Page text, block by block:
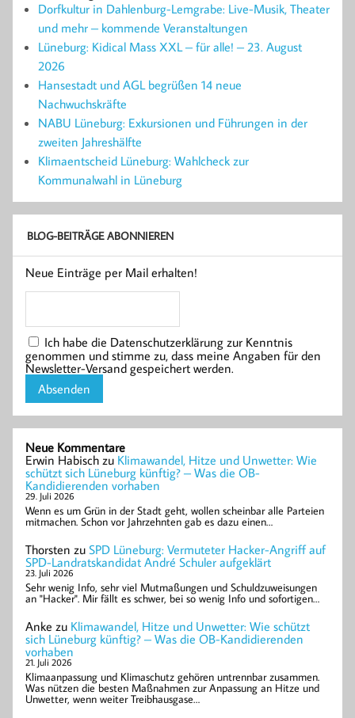
Dorfkultur in Dahlenburg-Lemgrabe: Live-Musik, Theater
und mehr – kommende Veranstaltungen
Lüneburg: Kidical Mass XXL – für alle! – 23. August
2026
Hansestadt und AGL begrüßen 14 neue
Nachwuchskräfte
NABU Lüneburg: Exkursionen und Führungen in der
zweiten Jahreshälfte
Klimaentscheid Lüneburg: Wahlcheck zur
Kommunalwahl in Lüneburg
BLOG-BEITRÄGE ABONNIEREN
Neue Einträge per Mail erhalten!
Ich habe die Datenschutzerklärung zur Kenntnis
genommen und stimme zu, dass meine Angaben für den
Newsletter-Versand gespeichert werden.
Neue Kommentare
Erwin Habisch zu Klimawandel, Hitze und Unwetter: Wie
schützt sich Lüneburg künftig? – Was die OB-
Kandidierenden vorhaben
29. Juli 2026
Wenn es um Grün in der Stadt geht, wollen scheinbar alle Parteien
mitmachen. Schon vor Jahrzehnten gab es dazu einen…
Thorsten zu SPD Lüneburg: Vermuteter Hacker-Angriff auf
SPD-Landratskandidat André Schuler aufgeklärt
23. Juli 2026
Sehr wenig Info, sehr viel Mutmaßungen und Schuldzuweisungen
an "Hacker". Mir fällt es schwer, bei so wenig Info und sofortigen…
Anke zu Klimawandel, Hitze und Unwetter: Wie schützt
sich Lüneburg künftig? – Was die OB-Kandidierenden
vorhaben
21. Juli 2026
Klimaanpassung und Klimaschutz gehören untrennbar zusammen.
Was nützen die besten Maßnahmen zur Anpassung an Hitze und
Unwetter, wenn weiter Treibhausgase…